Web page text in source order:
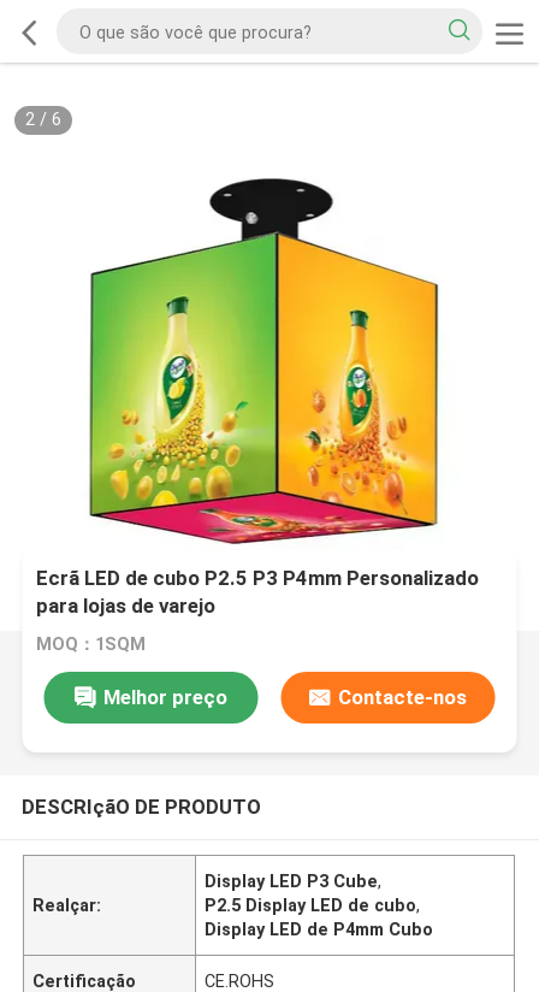
2/ 6
Ecrã LED de cubo P2.5 P3 P4mm Personalizado
para lojas de varejo
MOQ：1SQM
Melhor preço Contacte-nos
DESCRIçãO DE PRODUTO
Realçar:
Display LED P3 Cube,
P2.5 Display LED de cubo,
Display LED de P4mm Cubo
Certificação CE.ROHS